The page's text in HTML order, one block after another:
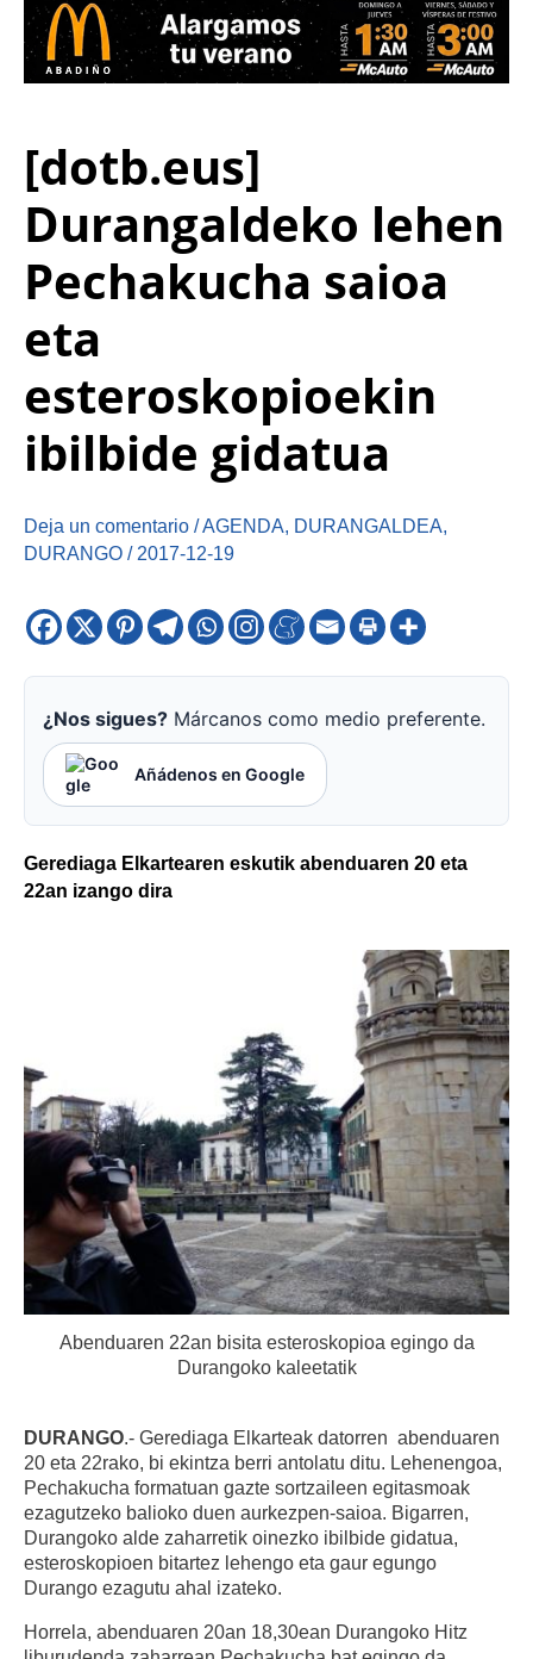
[dotb.eus]
Durangaldeko lehen
Pechakucha saioa
eta
esteroskopioekin
ibilbide gidatua
Deja un comentario /AGENDA, DURANGALDEA,
DURANGO / 2017-12-19
¿Nos sigues? Márcanos como medio preferente.
Añádenos en Google
Gerediaga Elkartearen eskutik abenduaren 20 eta
22an izango dira
Abenduaren 22an bisita esteroskopioa egingo da
Durangoko kaleetatik
DURANGO.- Gerediaga Elkarteak datorren abenduaren
20 eta 22rako, bi ekintza berri antolatu ditu. Lehenengoa,
Pechakucha formatuan gazte sortzaileen egitasmoak
ezagutzeko balioko duen aurkezpen-saioa. Bigarren,
Durangoko alde zaharretik oinezko ibilbide gidatua,
esteroskopioen bitartez lehengo eta gaur egungo
Durango ezagutu ahal izateko.
Horrela, abenduaren 20an 18,30ean Durangoko Hitz